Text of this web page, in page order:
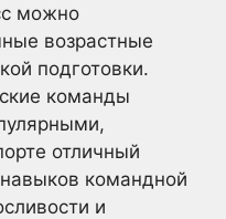
можно
возрастные
подготовки.
команды
отличный
командной
и